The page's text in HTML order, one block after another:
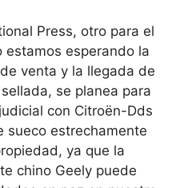
Press, otro para el
estamos esperando la
venta y la llegada de
se planea para
con Citroën-Dds
sueco estrechamente
ya que la
chino Geely puede